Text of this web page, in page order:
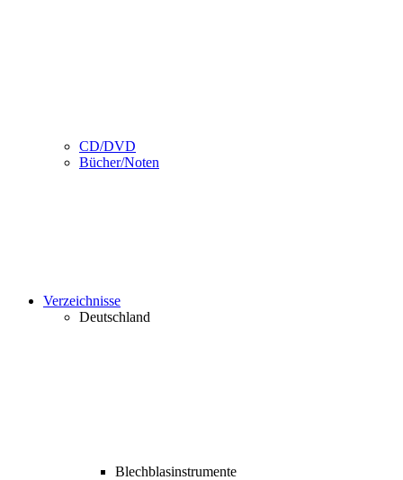
CD/DVD
Bücher/Noten
Verzeichnisse
Deutschland
Blechblasinstrumente